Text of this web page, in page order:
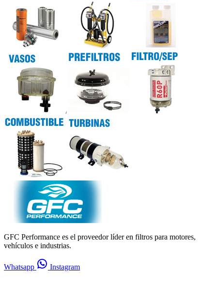
GFC Performance es el proveedor líder en filtros para motores,
vehículos e industrias.
Whatsapp Instagram